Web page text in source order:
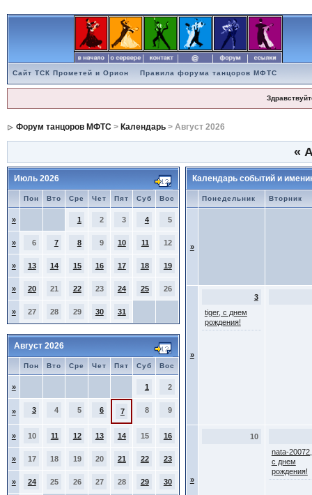
Сайт ТСК Прометей и Орион Правила форума танцоров МФТС
Форум танцоров МФТС> Календарь> Август 2026
«
Июль 2026
Пон Вто Сре Чет Пят Суб Вос
» 1 2 3 4 5
» 6 7 8 9 10 11 12
» 13 14 15 16 17 18 19
» 20 21 22 23 24 25 26
» 27 28 29 30 31
Август 2026
Пон Вто Сре Чет Пят Суб Вос
» 1 2
» 3 4 5 6 7 8 9
» 10 11 12 13 14 15 16
» 17 18 19 20 21 22 23
» 24 25 26 27 28 29 30
Календарь событий и
Понедельник Вторник
»
»
3
tiger, с днем
рождения!
»
10
nata-20072,
с днем
рождения!